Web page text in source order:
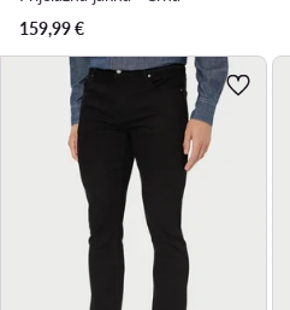
159,99€